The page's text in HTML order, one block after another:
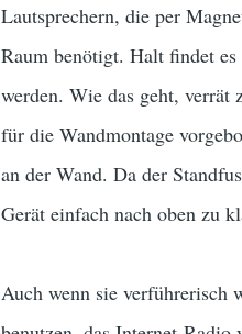
Lautsprechern, die per
Raum benötigt. Halt findet
werden. Wie das geht,
für die Wandmontage
an der Wand. Da der
Gerät einfach nach oben zu
Auch wenn sie verführerisch